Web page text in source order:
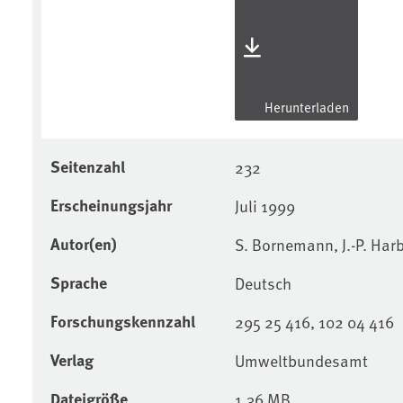
Herunterladen
Seitenzahl 232
Erscheinungsjahr Juli 1999
Autor(en) S. Bornemann, J.-P.
Sprache Deutsch
Forschungskennzahl 295 25 416, 102 04 416
Verlag Umweltbundesamt
Dateigröße